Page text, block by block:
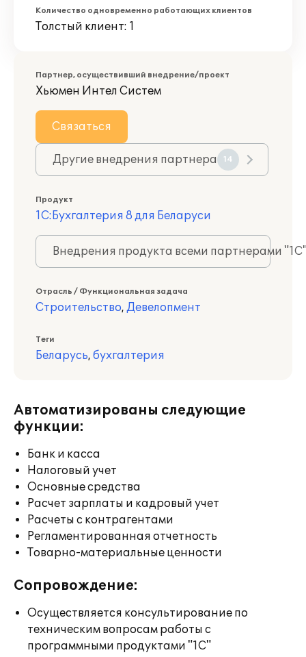
Количество одновременно работающих клиентов
Толстый клиент: 1
Партнер, осуществивший внедрение/проект
Хьюмен Интел Систем
Связаться
Другие внедрения партнера 14
Продукт
1С:Бухгалтерия 8 для Беларуси
Внедрения продукта всеми партнерами
Отрасль / Функциональная задача
Строительство, Девелопмент
Теги
Беларусь, бухгалтерия
Автоматизированы следующие
функции:
Банк и касса
Налоговый учет
Основные средства
Расчет зарплаты и кадровый учет
Расчеты с контрагентами
Регламентированная отчетность
Товарно-материальные ценности
Сопровождение:
Осуществляется консультирование по
техническим вопросам работы с
программными продуктами "1С"